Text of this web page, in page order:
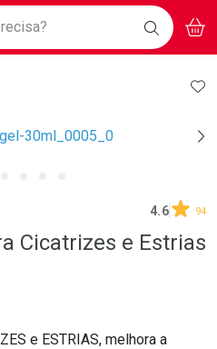
Ofertas Exclusivas!
BAIXE
O APP
BUSCAR
4.6 94
Cicatrizes e Estrias
e ESTRIAS, melhora a